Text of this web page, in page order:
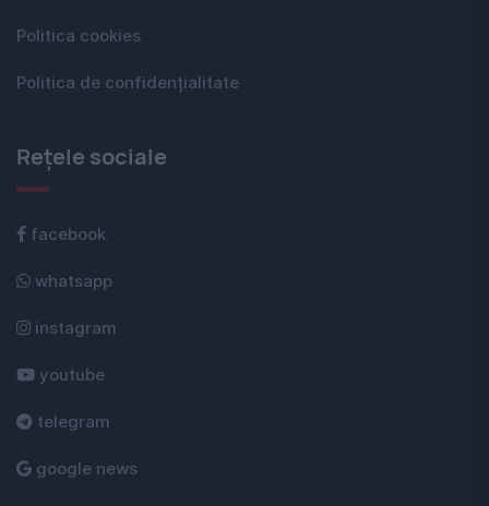
Politica cookies
Politica de confidențialitate
Rețele sociale
facebook
whatsapp
instagram
youtube
telegram
google news